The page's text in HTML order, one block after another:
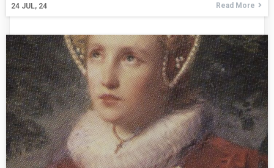
24 JUL, 24 Read More